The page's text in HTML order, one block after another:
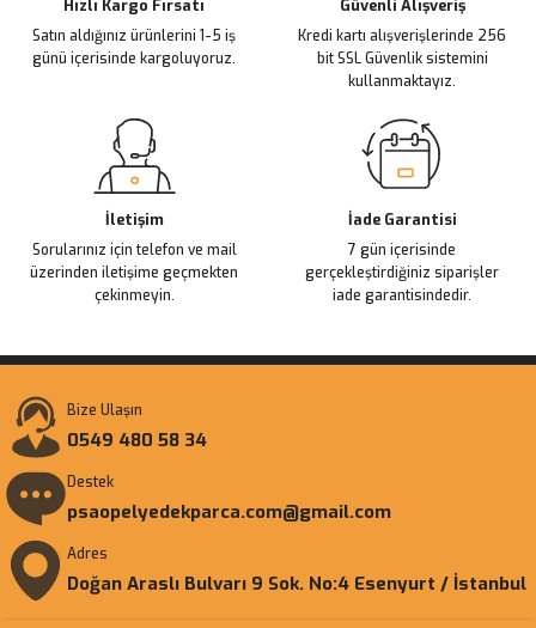
Ürün fiyatı diğer sitelerden daha pahalı.
Bu ürüne benzer farklı alternatifler olmalı.
Hızlı Kargo Fırsatı
Satın aldığınız ürünlerini 1-5 iş
günü içerisinde kargoluyoruz.
Güvenli Alışveriş
Kredi kartı alışverişlerinde 256
bit SSL Güvenlik sistemini
kullanmaktayız.
İletişim
Sorularınız için telefon ve mail
üzerinden iletişime geçmekten
çekinmeyin.
İade Garantisi
7 gün içerisinde
gerçekleştirdiğiniz siparişler
iade garantisindedir.
Bize Ulaşın
0549 480 58 34
Destek
psaopelyedekparca.com@gmail.com
Adres
Doğan Araslı Bulvarı 9 Sok. No:4 Esenyurt / İstanbul